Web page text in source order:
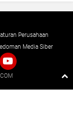
Perusahaan
Media Siber
Raushan